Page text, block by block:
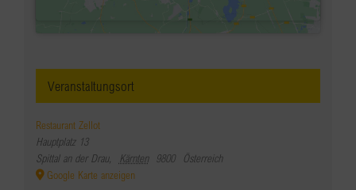
Veranstaltungsort
Restaurant Zellot
Hauptplatz 13
Spittal an der Drau, Kärnten 9800
Österreich
Google Karte anzeigen